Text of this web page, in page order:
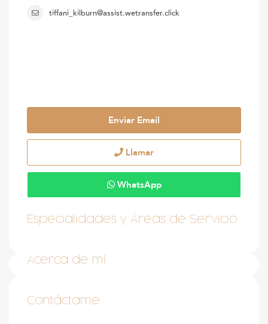
tiffani_kilburn@assist.wetransfer.click
Enviar Email
Llamar
WhatsApp
Especialidades y Áreas de Servicio
Acerca de mí
Contáctame